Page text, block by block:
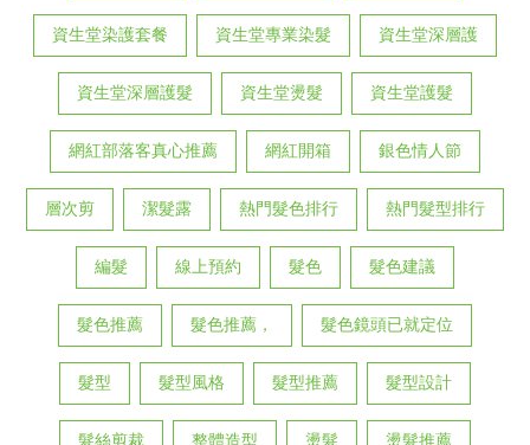
資生堂染護套餐 資生堂專業染髮 資生堂深層護
資生堂深層護髮 資生堂燙髮 資生堂護髮
網紅部落客真心推薦 網紅開箱 銀色情人節
層次剪 潔髮露 熱門髮色排行 熱門髮型排行
編髮 線上預約 髮色 髮色建議
髮色推薦 髮色推薦， 髮色鏡頭已就定位
髮型 髮型風格 髮型推薦 髮型設計
髮絲剪裁 整體造型 燙髮 燙髮推薦